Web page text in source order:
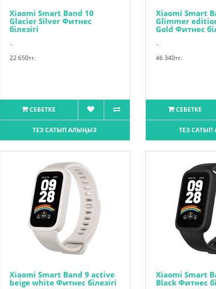
Xiaomi Smart Band 10
Glacier Silver Фитнес
білезігі
..
22 650тг.
СЕБЕТКЕ
ТЕЗ САТЫП АЛЫҢЫЗ
Xiaomi Smart
Glimmer
Gold Фитнес
..
46 340тг.
СЕБЕТКЕ
ТЕЗ
Xiaomi Smart Band 9 active
beige white Фитнес білезігі
Xiaomi Smart
Black Фитнес